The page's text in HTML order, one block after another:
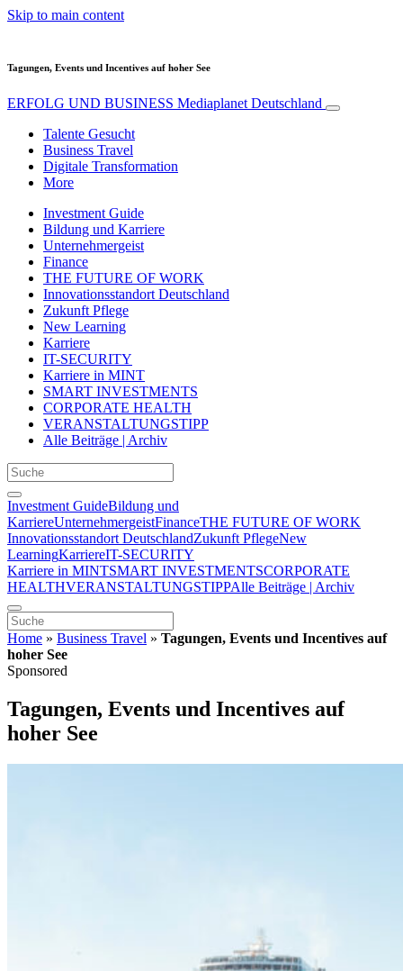
Skip to main content
Tagungen, Events und Incentives auf hoher See
ERFOLG UND BUSINESS Mediaplanet Deutschland
Talente Gesucht
Business Travel
Digitale Transformation
More
Investment Guide
Bildung und Karriere
Unternehmergeist
Finance
THE FUTURE OF WORK
Innovationsstandort Deutschland
Zukunft Pflege
New Learning
Karriere
IT-SECURITY
Karriere in MINT
SMART INVESTMENTS
CORPORATE HEALTH
VERANSTALTUNGSTIPP
Alle Beiträge | Archiv
Investment GuideBildung und
KarriereUnternehmergeistFinanceTHE FUTURE OF WORK
Innovationsstandort DeutschlandZukunft PflegeNew
LearningKarriereIT-SECURITY
Karriere in MINTSMART INVESTMENTSCORPORATE
HEALTHVERANSTALTUNGSTIPPAlle Beiträge | Archiv
Home » Business Travel » Tagungen, Events und Incentives auf
hoher See
Sponsored
Tagungen, Events und Incentives auf
hoher See